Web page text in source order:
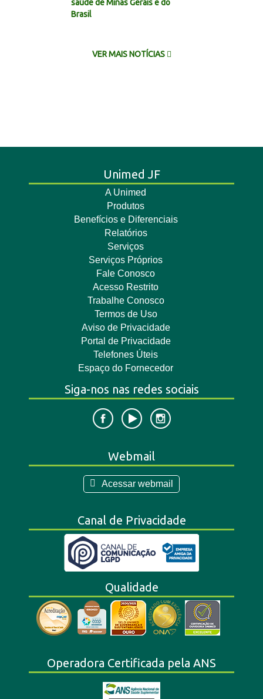
saúde de Minas Gerais e do
Brasil
VER MAIS NOTÍCIAS
Unimed JF
A Unimed
Produtos
Benefícios e Diferenciais
Relatórios
Serviços
Serviços Próprios
Fale Conosco
Acesso Restrito
Trabalhe Conosco
Termos de Uso
Aviso de Privacidade
Portal de Privacidade
Telefones Úteis
Espaço do Fornecedor
Siga-nos nas redes sociais
Webmail
Acessar webmail
Canal de Privacidade
Qualidade
Operadora Certificada pela ANS